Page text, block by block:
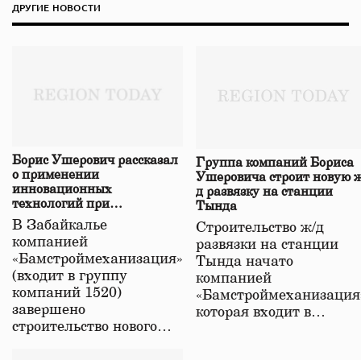
ДРУГИЕ НОВОСТИ
Борис Ушерович рассказал
о применении
инновационных
технологий при
строительстве нового моста
в Забайкалье
В Забайкалье
компанией
«Бамстроймеханизация»
(входит в группу
компаний 1520)
завершено
строительство нового…
Группа компаний Бориса
Ушеровича строит новую
д развязку на станции
Тында
Строительство ж/д
развязки на станции
Тында начато
компанией
которая входит в…